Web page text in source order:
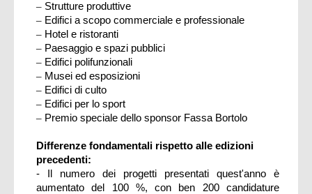
– Strutture produttive
– Edifici a scopo commerciale e professionale
– Hotel e ristoranti
– Paesaggio e spazi pubblici
– Edifici polifunzionali
– Musei ed esposizioni
– Edifici di culto
– Edifici per lo sport
– Premio speciale dello sponsor Fassa Bortolo
Differenze fondamentali rispetto alle edizioni
precedenti:
- Il numero dei progetti presentati quest'anno è
aumentato del 100 %, con ben 200 candidature